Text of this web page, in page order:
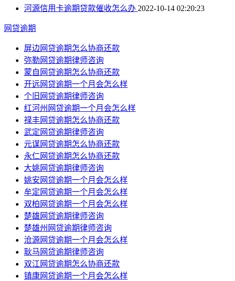
河源信用卡逾期贷款催收怎么办 2022-10-14 02:20:23
网贷逾期
屏边网贷逾期怎么协商还款
弥勒网贷逾期律师咨询
蒙自网贷逾期怎么协商还款
开远网贷逾期一个月会怎么样
个旧网贷逾期律师咨询
红河州网贷逾期一个月会怎么样
禄丰网贷逾期怎么协商还款
武定网贷逾期律师咨询
元谋网贷逾期怎么协商还款
永仁网贷逾期怎么协商还款
大姚网贷逾期律师咨询
姚安网贷逾期一个月会怎么样
牟定网贷逾期一个月会怎么样
双柏网贷逾期一个月会怎么样
楚雄网贷逾期律师咨询
楚雄州网贷逾期律师咨询
沧源网贷逾期一个月会怎么样
耿马网贷逾期律师咨询
双江网贷逾期怎么协商还款
镇康网贷逾期一个月会怎么样